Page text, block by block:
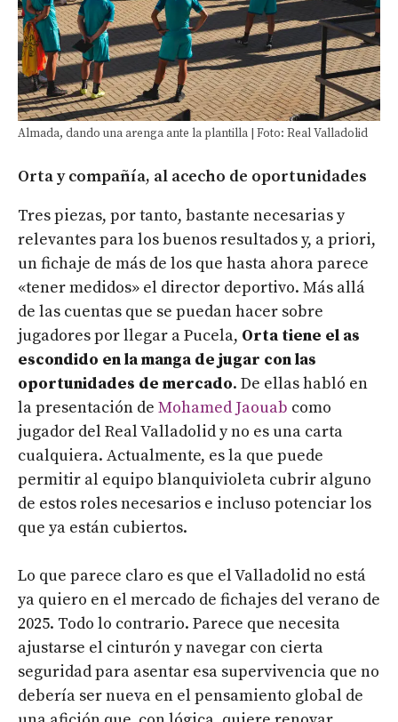
Almada, dando una arenga ante la plantilla | Foto: Real Valladolid
Orta y compañía, al acecho de oportunidades
Tres piezas, por tanto, bastante necesarias y
relevantes para los buenos resultados y, a priori,
un fichaje de más de los que hasta ahora parece
«tener medidos» el director deportivo. Más allá
de las cuentas que se puedan hacer sobre
jugadores por llegar a Pucela, Orta tiene el as
escondido en la manga de jugar con las
oportunidades de mercado. De ellas habló en
la presentación de Mohamed Jaouab como
jugador del Real Valladolid y no es una carta
cualquiera. Actualmente, es la que puede
permitir al equipo blanquivioleta cubrir alguno
de estos roles necesarios e incluso potenciar los
que ya están cubiertos.
Lo que parece claro es que el Valladolid no está
ya quiero en el mercado de fichajes del verano de
2025. Todo lo contrario. Parece que necesita
ajustarse el cinturón y navegar con cierta
seguridad para asentar esa supervivencia que no
debería ser nueva en el pensamiento global de